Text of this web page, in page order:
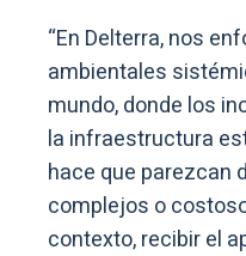
“En Delterra, nos
ambientales
mundo, donde los
la infraestructura
hace que parezcan
complejos o
contexto, recibir el